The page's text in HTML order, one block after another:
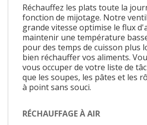
Réchauffez les plats toute la
fonction de mijotage. Notre
grande vitesse optimise le flux
maintenir une température
pour des temps de cuisson plus
bien réchauffer vos aliments.
vous occuper de votre liste de
que les soupes, les pâtes et les
à point sans souci.
RÉCHAUFFAGE À AIR